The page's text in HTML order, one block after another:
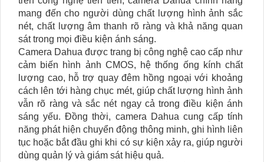
mang đến cho người dùng chất lượng hình ảnh sắc
nét, chất lượng âm thanh rõ ràng và khả năng quan
sát trong mọi điều kiện ánh sáng.
Camera Dahua được trang bị công nghệ cao cấp như
cảm biến hình ảnh CMOS, hệ thống ống kính chất
lượng cao, hỗ trợ quay đêm hồng ngoại với khoảng
cách lên tới hàng chục mét, giúp chất lượng hình ảnh
vẫn rõ ràng và sắc nét ngay cả trong điều kiện ánh
sáng yếu. Đồng thời, camera Dahua cung cấp tính
năng phát hiện chuyển động thông minh, ghi hình liên
tục hoặc bắt đầu ghi khi có sự kiện xảy ra, giúp người
dùng quản lý và giám sát hiệu quả.